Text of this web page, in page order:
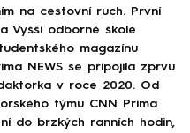
na cestovní ruch. První
Vyšší odborné škole
magazínu
NEWS se připojila zprvu
v roce 2020. Od
týmu CNN Prima
do brzkých ranních hodin,